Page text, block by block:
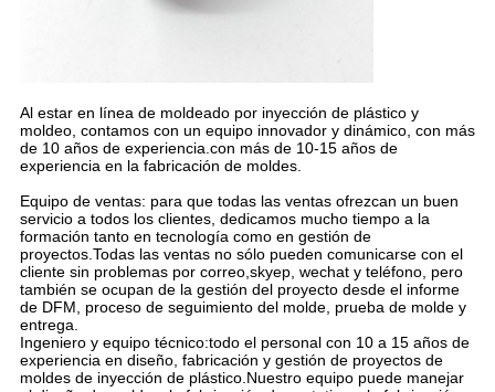
Al estar en línea de moldeado por inyección de plástico y
moldeo, contamos con un equipo innovador y dinámico, con más
de 10 años de experiencia.con más de 10-15 años de
experiencia en la fabricación de moldes.
Equipo de ventas: para que todas las ventas ofrezcan un buen
servicio a todos los clientes, dedicamos mucho tiempo a la
formación tanto en tecnología como en gestión de
proyectos.Todas las ventas no sólo pueden comunicarse con el
cliente sin problemas por correo,skyep, wechat y teléfono, pero
también se ocupan de la gestión del proyecto desde el informe
de DFM, proceso de seguimiento del molde, prueba de molde y
entrega.
Ingeniero y equipo técnico:todo el personal con 10 a 15 años de
experiencia en diseño, fabricación y gestión de proyectos de
moldes de inyección de plástico.Nuestro equipo puede manejar